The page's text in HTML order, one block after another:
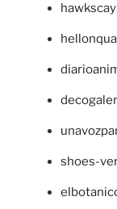
shoes-